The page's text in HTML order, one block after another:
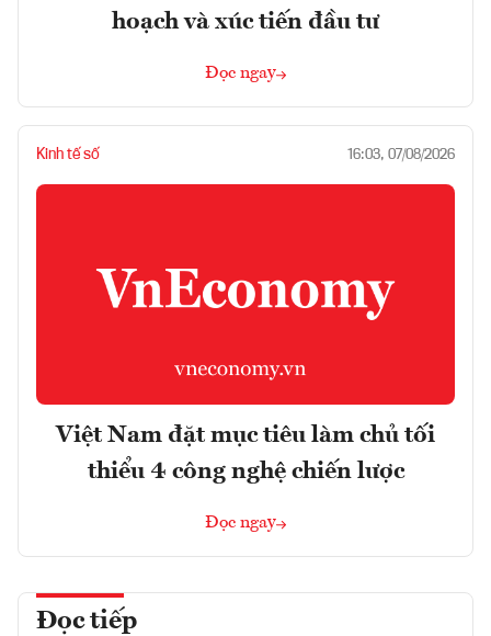
hoạch và xúc tiến đầu tư
Đọc ngay
Kinh tế số 16:03, 07/08/2026
Việt Nam đặt mục tiêu làm chủ tối
thiểu 4 công nghệ chiến lược
Đọc ngay
Đọc tiếp